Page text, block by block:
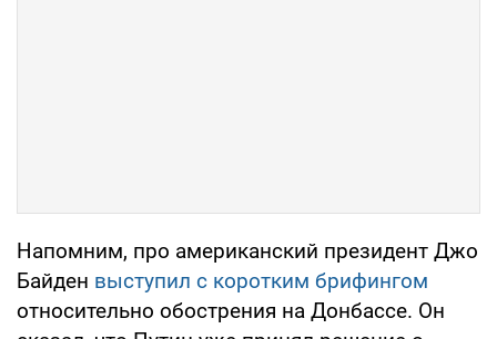
Напомним, про американский президент Джо
Байден выступил с коротким брифингом
относительно обострения на Донбассе. Он